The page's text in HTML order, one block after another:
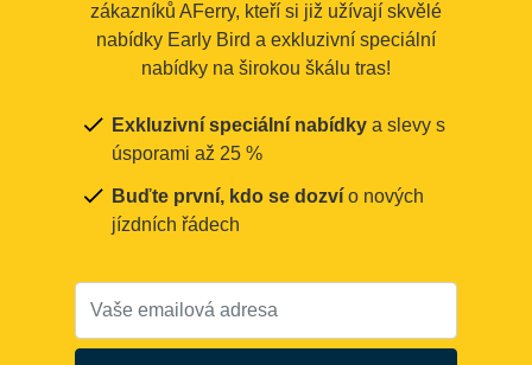
zákazníků AFerry, kteří si již užívají skvělé
nabídky Early Bird a exkluzivní speciální
nabídky na širokou škálu tras!
Exkluzivní speciální nabídky a slevy s
úsporami až 25 %
Buďte první, kdo se dozví o nových
jízdních řádech